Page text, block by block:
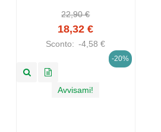
22,90 €
18,32 €
Sconto: -4,58 €
-20%
Avvisami!